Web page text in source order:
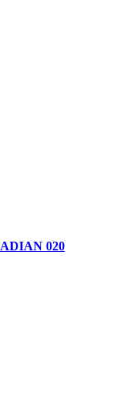
020